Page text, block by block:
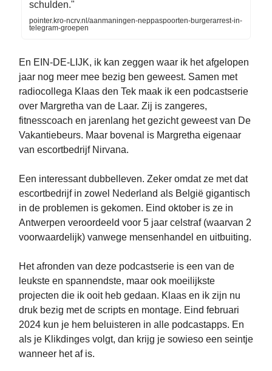
schulden."
pointer.kro-ncrv.nl/aanmaningen-neppaspoorten-burgerarrest-in-
telegram-groepen
En EIN-DE-LIJK, ik kan zeggen waar ik het afgelopen
jaar nog meer mee bezig ben geweest. Samen met
radiocollega Klaas den Tek maak ik een podcastserie
over Margretha van de Laar. Zij is zangeres,
fitnesscoach en jarenlang het gezicht geweest van De
Vakantiebeurs. Maar bovenal is Margretha eigenaar
van escortbedrijf Nirvana.
Een interessant dubbelleven. Zeker omdat ze met dat
escortbedrijf in zowel Nederland als België gigantisch
in de problemen is gekomen. Eind oktober is ze in
Antwerpen veroordeeld voor 5 jaar celstraf (waarvan 2
voorwaardelijk) vanwege mensenhandel en uitbuiting.
Het afronden van deze podcastserie is een van de
leukste en spannendste, maar ook moeilijkste
projecten die ik ooit heb gedaan. Klaas en ik zijn nu
druk bezig met de scripts en montage. Eind februari
2024 kun je hem beluisteren in alle podcastapps. En
als je Klikdinges volgt, dan krijg je sowieso een seintje
wanneer het af is.